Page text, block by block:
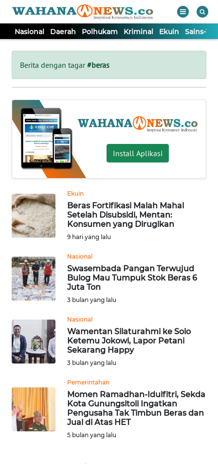
Nasional Daerah Polhukam Kriminal Ekuin Sains-
Berita dengan tagar#beras
Install Aplikasi
Ekuin
Beras Fortifikasi Malah Mahal
Setelah Disubsidi, Mentan:
Konsumen yang Dirugikan
9 hari yang lalu
Nasional
Swasembada Pangan Terwujud
Bulog Mau Tumpuk Stok Beras 6
Juta Ton
3 bulan yang lalu
Nasional
Wamentan Silaturahmi ke Solo
Ketemu Jokowi, Lapor Petani
Sekarang Happy
3 bulan yang lalu
Pemerintahan
Momen Ramadhan-Idulfitri, Sekda
Kota Gunungsitoli Ingatkan
Pengusaha Tak Timbun Beras dan
Jual di Atas HET
5 bulan yang lalu
Tutup
NASIONAL
DAERAH
POLHUKAM
KRIMINAL
EKUIN
SAINS-TEKNO
INTERNASIONAL
PENDIDIKAN
OLAHRAGA
OPINI
EDITORIAL